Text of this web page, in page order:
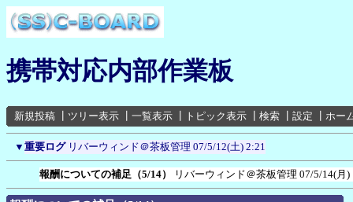
携帯対応内部作業板
新規投稿 ツリー表示 一覧表示 トピック表示 検索 設定 ホー
▼ 重要ログ リバーウィンド＠茶板管理 07/5/12(土) 2:21
報酬についての補足（5/14） リバーウィンド＠茶板管理 07/5/14(月)